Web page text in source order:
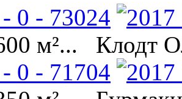
м²... Клодт